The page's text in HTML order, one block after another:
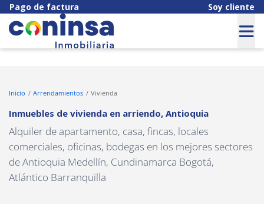
Pago de factura Soy cliente
Inicio Arrendamientos Vivienda
Inmuebles de vivienda en arriendo, Antioquia
Alquiler de apartamento, casa, fincas, locales
comerciales, oficinas, bodegas en los mejores sectores
de Antioquia Medellín, Cundinamarca Bogotá,
Atlántico Barranquilla
Navigated to Inmuebles de vivienda en arriendo, Antioquia